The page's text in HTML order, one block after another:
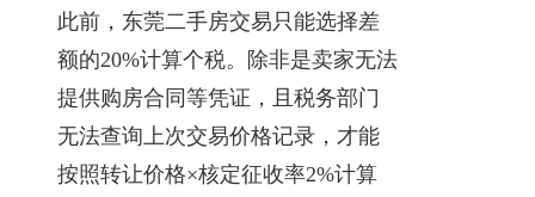
此前，东莞二手房交易只能选择差
额的20%计算个税。除非是卖家无法
提供购房合同等凭证，且税务部门
无法查询上次交易价格记录，才能
按照转让价格×核定征收率2%计算